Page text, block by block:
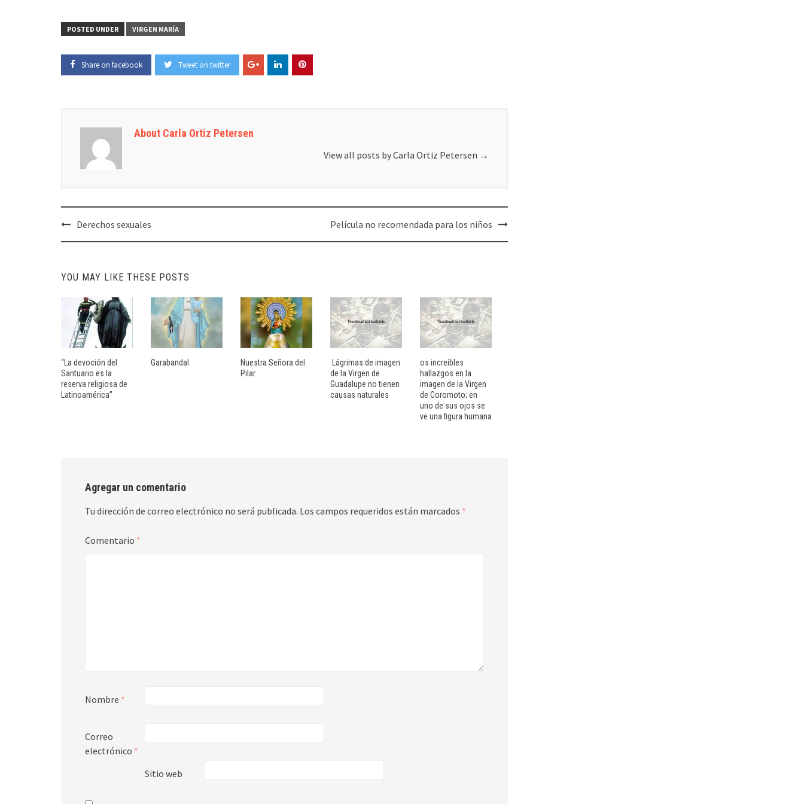
POSTED UNDER VIRGEN MARÍA
Share on facebook Tweet on twitter
About Carla Ortiz Petersen
View all posts by Carla Ortiz Petersen →
Post
navigation
Derechos sexuales Película no recomendada para los niños
YOU MAY LIKE THESE POSTS
“La devoción del
Santuario es la
reserva religiosa de
Latinoamérica”
Garabandal
Nuestra Señora del
Pilar
Lágrimas de imagen
de la Virgen de
Guadalupe no tienen
causas naturales
os increíbles
hallazgos en la
imagen de la Virgen
de Coromoto; en
uno de sus ojos se
ve una figura humana
Agregar un comentario
Tu dirección de correo electrónico no será publicada. Los campos requeridos están marcados *
Comentario *
Nombre *
Correo
electrónico *
Sitio web